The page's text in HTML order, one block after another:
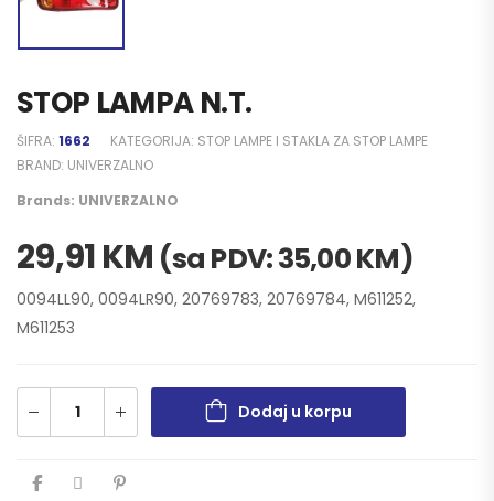
STOP LAMPA N.T.
ŠIFRA: 1662 KATEGORIJA: STOP LAMPE I STAKLA ZA STOP LAMPE
BRAND: UNIVERZALNO
Brands: UNIVERZALNO
29,91KM (sa PDV:35,00KM)
0094LL90, 0094LR90, 20769783, 20769784, M611252,
M611253
Dodaj u korpu